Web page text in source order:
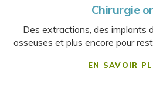
Chirurgie
Des extractions, des implants
osseuses et plus encore pour
EN SAVOIR